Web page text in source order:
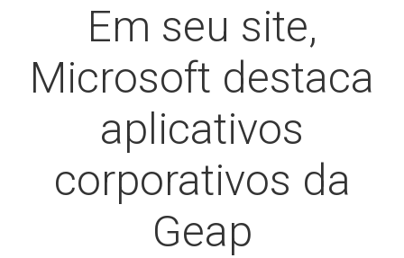
Em seu site,
Microsoft destaca
aplicativos
corporativos da
Geap